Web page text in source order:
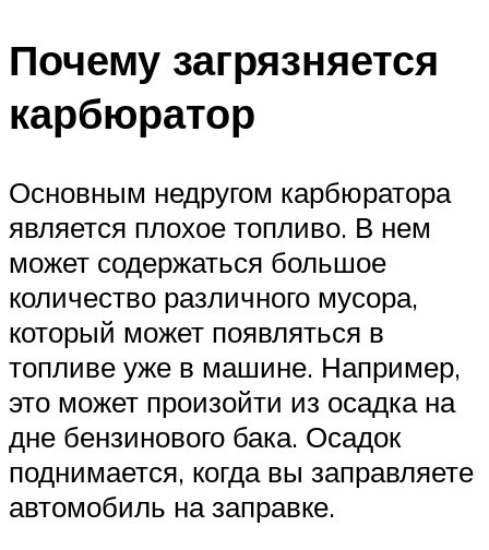
Почему загрязняется
карбюратор
Основным недругом карбюратора
является плохое топливо. В нем
может содержаться большое
количество различного мусора,
который может появляться в
топливе уже в машине. Например,
это может произойти из осадка на
дне бензинового бака. Осадок
поднимается, когда вы заправляете
автомобиль на заправке.